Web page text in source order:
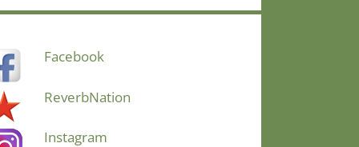
Facebook
ReverbNation
Instagram